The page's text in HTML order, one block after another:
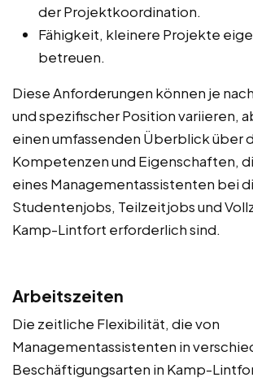
der Projektkoordination.
Fähigkeit, kleinere Projekte
betreuen.
Diese Anforderungen können je
und spezifischer Position variieren,
einen umfassenden Überblick über
Kompetenzen und Eigenschaften,
eines Managementassistenten bei
Studentenjobs, Teilzeitjobs und
Kamp-Lintfort erforderlich sind.
Arbeitszeiten
Die zeitliche Flexibilität, die von
Managementassistenten in
Beschäftigungsarten in Kamp-